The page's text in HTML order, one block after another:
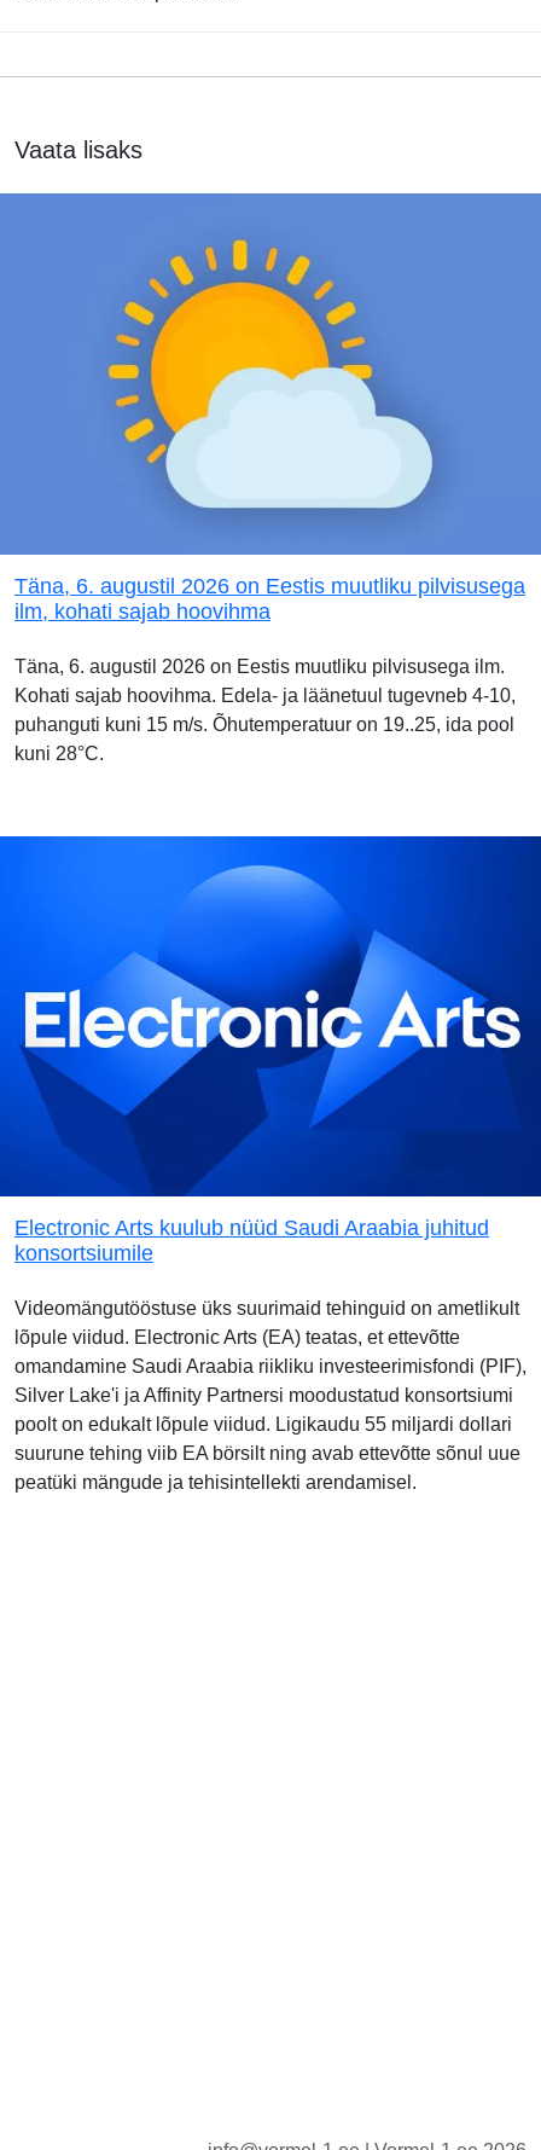
Vaata lisaks
Täna, 6. augustil 2026 on Eestis muutliku pilvisusega
ilm, kohati sajab hoovihma
Täna, 6. augustil 2026 on Eestis muutliku pilvisusega ilm.
Kohati sajab hoovihma. Edela- ja läänetuul tugevneb 4-10,
puhanguti kuni 15 m/s. Õhutemperatuur on 19..25, ida pool
kuni 28°C.
Electronic Arts kuulub nüüd Saudi Araabia juhitud
konsortsiumile
Videomängutööstuse üks suurimaid tehinguid on ametlikult
lõpule viidud. Electronic Arts (EA) teatas, et ettevõtte
omandamine Saudi Araabia riikliku investeerimisfondi (PIF),
Silver Lake'i ja Affinity Partnersi moodustatud konsortsiumi
poolt on edukalt lõpule viidud. Ligikaudu 55 miljardi dollari
suurune tehing viib EA börsilt ning avab ettevõtte sõnul uue
peatüki mängude ja tehisintellekti arendamisel.